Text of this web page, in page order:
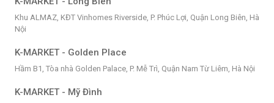
Khu ALMAZ, KĐT Vinhomes Riverside, P. Phúc Lợi, Quận Long Biên, Hà
Nội
K-MARKET - Golden Place
Hầm B1, Tòa nhà Golden Palace, P. Mễ Trì, Quận Nam Từ Liêm, Hà Nội
K-MARKET - Mỹ Đình